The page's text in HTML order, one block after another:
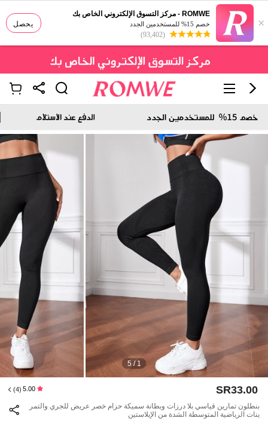
يحصل ×
ROMWE - مركز التسوق الإلكتروني الخاص بك
خصم 15% للمستخدمين الجدد
(93,402)
1 / 5
SR33.00
5.00
(4)
بنطلون تمارين قياسي بلا درزات وبطانة سميكة حزام خصر عريض للجري والتمر
ينات الرياضية المتوسطة الشدة من الإيلاستين